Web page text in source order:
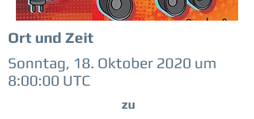
Ort und Zeit
Sonntag, 18. Oktober 2020 um
8:00:00 UTC
zu